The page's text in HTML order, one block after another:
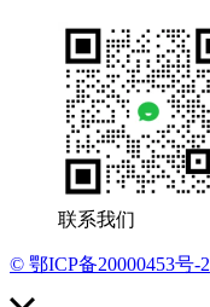
联系我们
© 鄂ICP备20000453号-2